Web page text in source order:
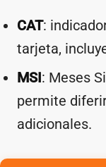
CAT:
tarjeta,
MSI: Meses
permite
adicionales.